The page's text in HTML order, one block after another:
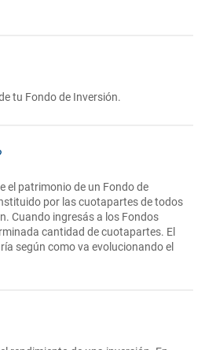
tu Fondo de Inversión.
el patrimonio de un Fondo de
por las cuotapartes de todos
Cuando ingresás a los Fondos
cantidad de cuotapartes. El
según como va evolucionando el